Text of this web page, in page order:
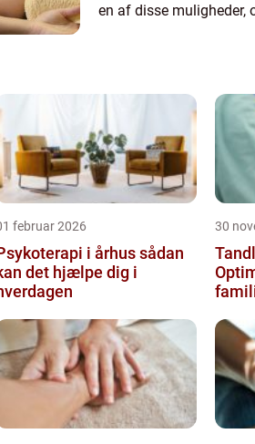
en af disse muligheder,
februar 2026
i århus sådan
det hjælpe dig i
30